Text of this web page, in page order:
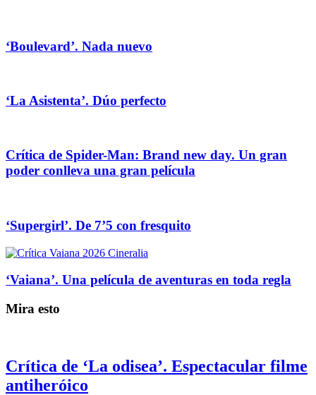
‘Boulevard’. Nada nuevo
‘La Asistenta’. Dúo perfecto
Crítica de Spider-Man: Brand new day. Un gran
poder conlleva una gran película
‘Supergirl’. De 7’5 con fresquito
‘Vaiana’. Una película de aventuras en toda regla
Mira esto
Crítica de ‘La odisea’. Espectacular filme
antiheróico